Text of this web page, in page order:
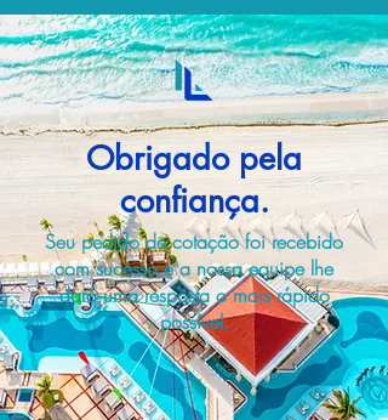
Obrigado pela
confiança.
Seu pedido de cotação foi recebido
com sucesso e a nossa equipe lhe
dará uma resposta o mais rápido
possível.